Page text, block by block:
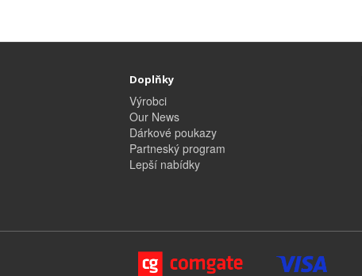
Doplňky
Výrobci
Our News
Dárkové poukazy
Partneský program
Lepší nabídky